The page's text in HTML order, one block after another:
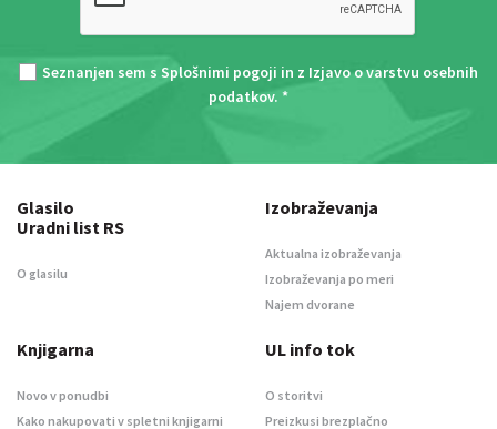
Seznanjen sem s Splošnimi pogoji in z Izjavo o varstvu osebnih
podatkov. *
Glasilo
Uradni list RS
O glasilu
Izobraževanja
Aktualna izobraževanja
Izobraževanja po meri
Najem dvorane
Knjigarna
Novo v ponudbi
Kako nakupovati v spletni knjigarni
UL info tok
O storitvi
Preizkusi brezplačno